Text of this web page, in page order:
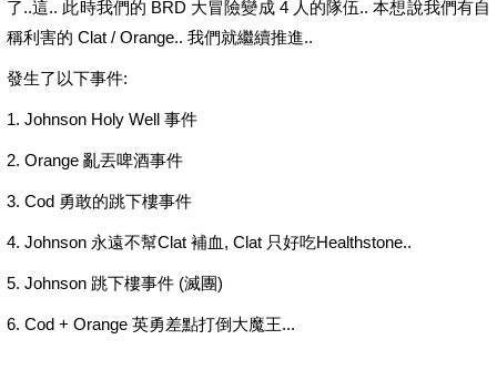
了..這.. 此時我們的 BRD 大冒險變成 4 人的隊伍.. 本想說我們有自
稱利害的 Clat / Orange.. 我們就繼續推進..
發生了以下事件:
1. Johnson Holy Well 事件
2. Orange 亂丟啤酒事件
3. Cod 勇敢的跳下樓事件
4. Johnson 永遠不幫Clat 補血, Clat 只好吃Healthstone..
5. Johnson 跳下樓事件 (滅團)
6. Cod + Orange 英勇差點打倒大魔王...